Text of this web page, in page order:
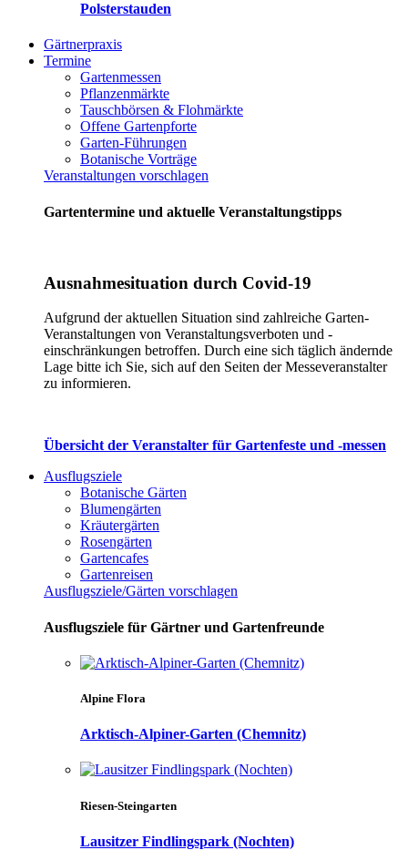
Polsterstauden
Gärtnerpraxis
Termine
Gartenmessen
Pflanzenmärkte
Tauschbörsen & Flohmärkte
Offene Gartenpforte
Garten-Führungen
Botanische Vorträge
Veranstaltungen vorschlagen
Gartentermine und aktuelle Veranstaltungstipps
Ausnahmesituation durch Covid-19
Aufgrund der aktuellen Situation sind zahlreiche Garten-
Veranstaltungen von Veranstaltungsverboten und -
einschränkungen betroffen. Durch eine sich täglich ändernde
Lage bitte ich Sie, sich auf den Seiten der Messeveranstalter
zu informieren.
Übersicht der Veranstalter für Gartenfeste und -messen
Ausflugsziele
Botanische Gärten
Blumengärten
Kräutergärten
Rosengärten
Gartencafes
Gartenreisen
Ausflugsziele/Gärten vorschlagen
Ausflugsziele für Gärtner und Gartenfreunde
Alpine Flora
Arktisch-Alpiner-Garten (Chemnitz)
Riesen-Steingarten
Lausitzer Findlingspark (Nochten)